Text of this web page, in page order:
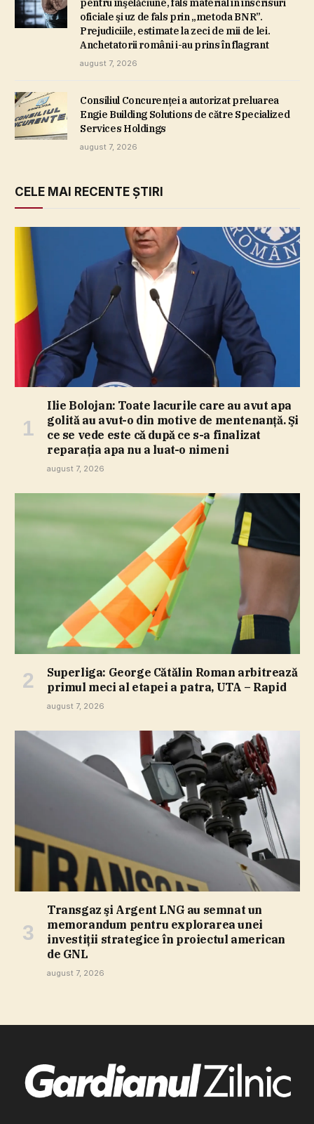
oficiale şi uz de fals prin „metoda BNR”.
Prejudiciile, estimate la zeci de mii de lei.
Anchetatorii români i-au prins în flagrant
august 7, 2026
Consiliul Concurenţei a autorizat preluarea
Engie Building Solutions de către Specialized
Services Holdings
august 7, 2026
CELE MAI RECENTE ȘTIRI
Ilie Bolojan: Toate lacurile care au avut apa
golită au avut-o din motive de mentenanţă. Şi
ce se vede este că după ce s-a finalizat
reparaţia apa nu a luat-o nimeni
august 7, 2026
Superliga: George Cătălin Roman arbitrează
primul meci al etapei a patra, UTA – Rapid
august 7, 2026
Transgaz şi Argent LNG au semnat un
memorandum pentru explorarea unei
investiţii strategice în proiectul american
de GNL
august 7, 2026